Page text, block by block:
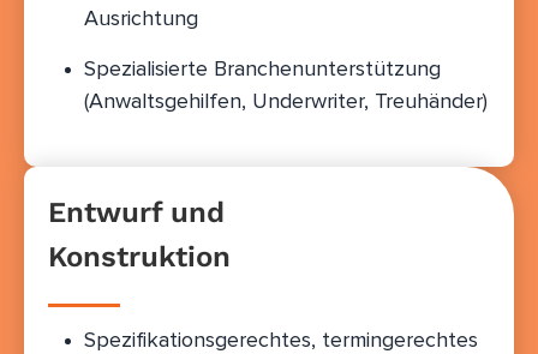
Ausrichtung
Spezialisierte Branchenunterstützung
(Anwaltsgehilfen, Underwriter, Treuhänder)
Entwurf und
Konstruktion
Spezifikationsgerechtes, termingerechtes